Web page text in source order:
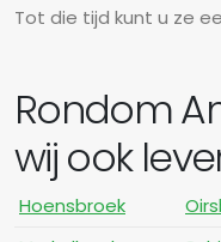
Tot die tijd kunt u ze
Rondom
wij ook
Hoensbroek